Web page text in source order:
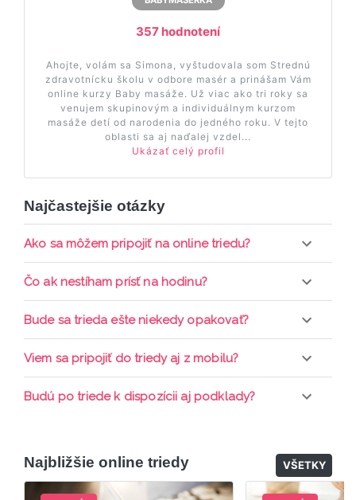
357 hodnotení
Ahojte, volám sa Simona, vyštudovala som Strednú
zdravotnícku školu v odbore masér a prinášam Vám
online kurzy Baby masáže. Už viac ako tri roky sa
venujem skupinovým a individuálnym kurzom
masáže detí od narodenia do jedného roku. V tejto
oblasti sa aj naďalej vzdel...
Ukázať celý profil
Najčastejšie otázky
Ako sa môžem pripojiť na online triedu?
Pripojenie do online triedy prebieha priamo cez
prihlásiť do triedy.
Čo ak nestíham prísť na hodinu?
Každá trieda sa nahráva a je k dispozícií po dobu 7
Bude sa trieda ešte niekedy opakovať?
Triedy sa priebežne opakujú, stačí sledovať ponuku
Viem sa pripojiť do triedy aj z mobilu?
Áno, pripojenie do triedy je možné aj cez mobil,
Budú po triede k dispozícii aj podklady?
dispozícií.
Najbližšie online triedy VŠETKY